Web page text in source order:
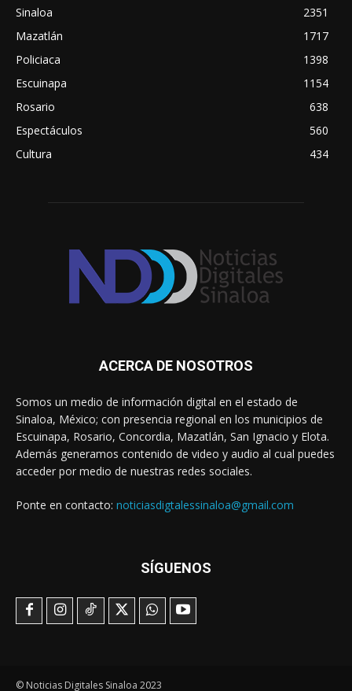
Sinaloa
2351
Mazatlán
1717
Policiaca
1398
Escuinapa
1154
Rosario
638
Espectáculos
560
Cultura
434
ACERCA DE NOSOTROS
Somos un medio de información digital en el estado de
Sinaloa, México; con presencia regional en los municipios de
Escuinapa, Rosario, Concordia, Mazatlán, San Ignacio y Elota.
Además generamos contenido de video y audio al cual puedes
acceder por medio de nuestras redes sociales.
Ponte en contacto: noticiasdigtalessinaloa@gmail.com
SÍGUENOS
© Noticias Digitales Sinaloa 2023